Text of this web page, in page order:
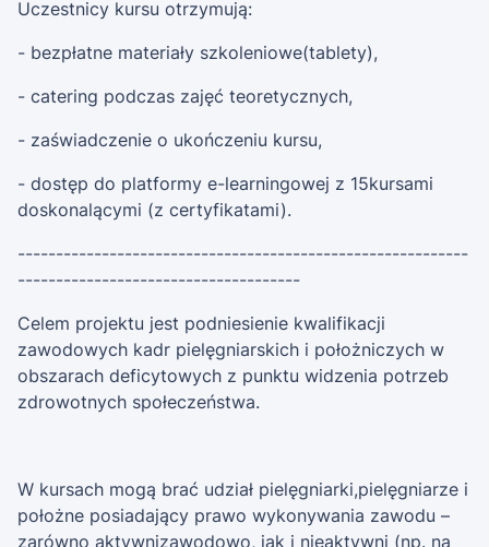
‍Uczestnicy kursu otrzymują:
- bezpłatne materiały szkoleniowe(tablety),
- catering podczas zajęć teoretycznych,
- zaświadczenie o ukończeniu kursu,
- dostęp do platformy e-learningowej z 15kursami
doskonalącymi (z certyfikatami).
-----------------------------------------------------------
-------------------------------------
Celem projektu jest podniesienie kwalifikacji
zawodowych kadr pielęgniarskich i położniczych w
obszarach deficytowych z punktu widzenia potrzeb
zdrowotnych społeczeństwa.
W kursach mogą brać udział pielęgniarki,pielęgniarze i
położne posiadający prawo wykonywania zawodu –
zarówno aktywnizawodowo, jak i nieaktywni (np. na